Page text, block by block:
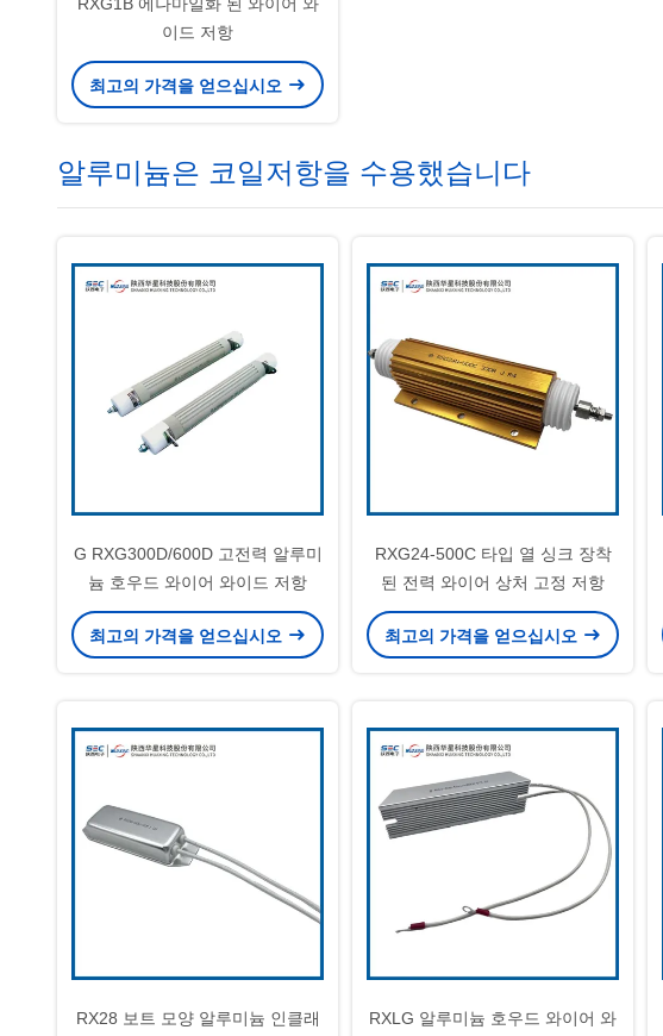
이드 저항
최고의 가격을 얻으십시오
알루미늄은 코일저항을 수용했습니다
G RXG300D/600D 고전력 알루미
늄 호우드 와이어 와이드 저항
최고의 가격을 얻으십시오
RXG24-500C 타입 열 싱크 장착
된 전력 와이어 상처 고정 저항
최고의 가격을 얻으십시오
RX28 보트 모양 알루미늄 인클래
RXLG 알루미늄 호우드 와이어 와